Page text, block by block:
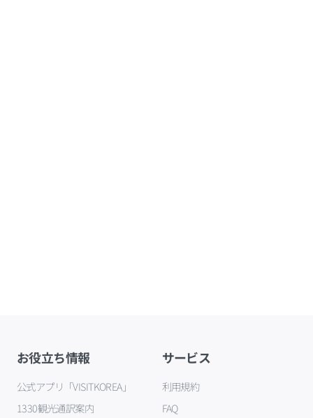
お役立ち情報
公式アプリ「VISITKOREA」
1330観光通訳案内
サービス
利用規約
FAQ